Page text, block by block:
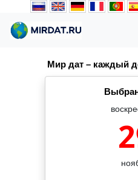
Мир дат – каждый